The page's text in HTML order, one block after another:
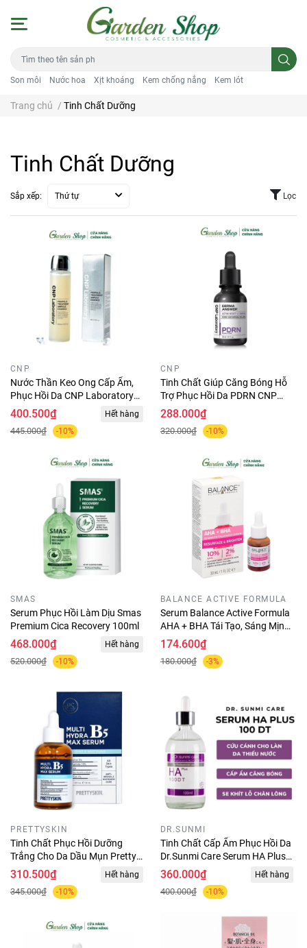
Son môi Nước hoa Xịt khoáng Kem chống nắng Kem lót
Trang chủ / Tinh Chất Dưỡng
Tinh Chất Dưỡng
Sắp xếp: Thứ tự Lọc
CNP
Nước Thần Keo Ong Cấp Ẩm,
Phục Hồi Da CNP Laboratory
Propolis Treatment Ampule
Essence 150ml
400.500₫
445.000₫ -10%
Hết hàng
CNP
Tinh Chất Giúp Căng Bóng Hỗ
Trợ Phục Hồi Da PDRN CNP
Derma Answer Active Boost
Ampule 30ml
288.000₫
320.000₫ -10%
SMAS
Serum Phục Hồi Làm Dịu Smas
Premium Cica Recovery 100ml
468.000₫
520.000₫ -10%
Hết hàng
BALANCE ACTIVE FORMULA
Serum Balance Active Formula
AHA + BHA Tái Tạo, Sáng Mịn
Da 30ml
174.600₫
180.000₫ -3%
PRETTYSKIN
Tinh Chất Phục Hồi Dưỡng
Trắng Cho Da Dầu Mụn Pretty
Skin Multi Hydra B5 Max Serum
310.500₫
345.000₫ -10%
Hết hàng
DR.SUNMI
Tinh Chất Cấp Ẩm Phục Hồi Da
Dr.Sunmi Care Serum HA Plus
100DT 100ml
360.000₫
400.000₫ -10%
Hết hàng